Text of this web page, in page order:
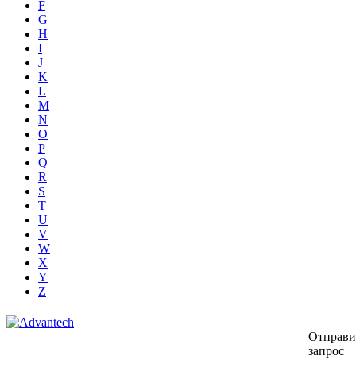
F
G
H
I
J
K
L
M
N
O
P
Q
R
S
T
U
V
W
X
Y
Z
запрос